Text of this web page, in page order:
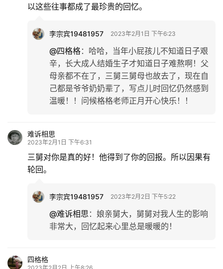
以这些往事都成了最珍贵的回忆。
李宗宾19481957 2023年2月1日 下午6:23
@四格格： 哈哈，当年小屁孩儿不知道日子艰
辛，长大成人结婚生子才知道日子难熬啊！父
母亲都不在了，三舅三舅母也故去了，现在自
己都是爷爷奶奶辈了，写点儿时回忆仍然感到
温暖！！问候格格老师正月开心快乐！！
难诉相思
2023年2月1日 下午6:31
三舅对你是真的好！他得到了你的回报。所以因果有
轮回。
李宗宾19481957 2023年2月2日 下午5:22
@难诉相思 ： 娘亲舅大，舅舅对我人生的影响
非常大，回忆起来心里总是暖暖的！
四格格